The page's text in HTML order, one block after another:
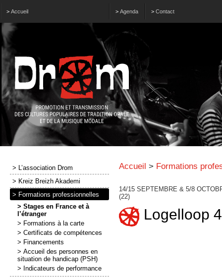
> Accueil > Agenda > Contact
> L’association Drom
> Kreiz Breizh Akademi
> Formations professionnelles
> Stages en France et à
l’étranger
> Formations à la carte
> Certificats de compétences
> Financements
> Accueil des personnes en
situation de handicap (PSH)
> Indicateurs de performance
Accueil > Formations
14/15 SEPTEMBRE & 5/8
(22)
Logelloop